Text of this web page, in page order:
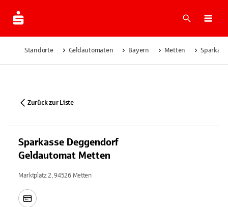
Suche
Standorte Geldautomaten Bayern Metten
Zurück zur Liste
Sparkasse Deggendorf
Geldautomat Metten
Marktplatz 2, 94526 Metten